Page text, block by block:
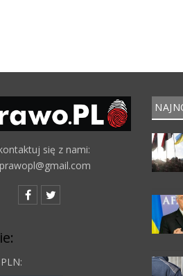
się z nami:
PLN: